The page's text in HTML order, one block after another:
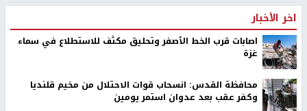
اخر الأخبار
اصابات قرب الخط الأصفر وتحليق مكثف للاستطلاع في سماء
غزة
محافظة القدس: انسحاب قوات الاحتلال من مخيم قلنديا
وكفر عقب بعد عدوان استمر يومين